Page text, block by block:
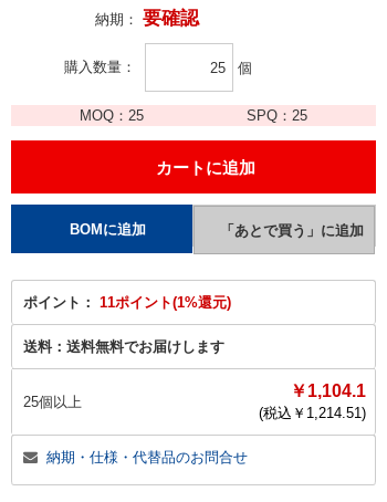
納期： 要確認
購入数量 個
MOQ： 25 SPQ：25
ポイント： 11ポイント(1%還元)
送料： 送料無料でお届けします
25個以上
￥1,104.1
(税込￥ 1,214.51)
納期・仕様・代替品のお問合せ